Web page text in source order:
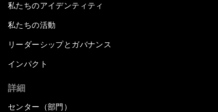
私たちのアイデンティティ
私たちの活動
リーダーシップとガバナンス
インパクト
詳細
センター（部門）